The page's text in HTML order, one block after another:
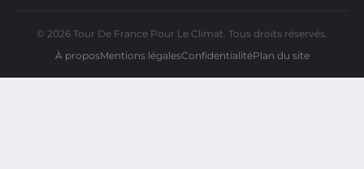
© 2026 Tour De France Pour Le Climat. Tous droits réservés.
À proposMentions légalesConfidentialitéPlan du site